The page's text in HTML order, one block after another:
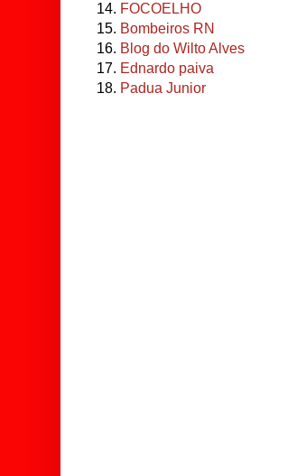
14. FOCOELHO
15. Bombeiros RN
16. Blog do Wilto Alves
17. Ednardo paiva
18. Padua Junior